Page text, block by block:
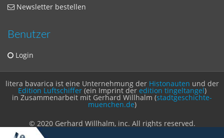
Newsletter bestellen
Benutzer
Login
litera bavarica ist eine Unternehmung der Histonauten und der
Edition Luftschiffer(ein Imprint der edition tingeltangel)
in Zusammenarbeit mit Gerhard Willhalm (stadtgeschichte-
muenchen.de)
© 2020 Gerhard Willhalm, inc. All rights reserved.